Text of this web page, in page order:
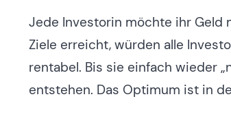
Jede Investorin möchte ihr Geld
Ziele erreicht, würden alle
rentabel. Bis sie einfach wieder
entstehen. Das Optimum ist in